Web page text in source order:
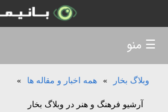
وبلاگ بخار » همه اخبار و مقاله ها »
آرشیو فرهنگ و هنر در وبلاگ بخار
☰ منو